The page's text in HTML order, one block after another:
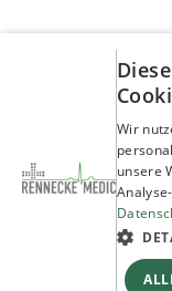
Wir
unsere